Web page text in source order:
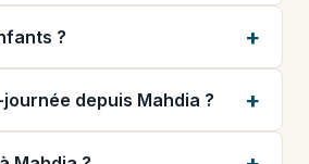
?
journée depuis Mahdia ?